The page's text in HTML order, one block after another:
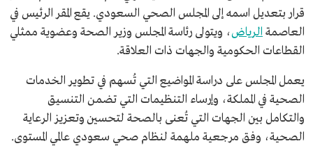
قرار بتعديل اسمه إلى المجلس الصحي السعودي. يقع المقر الرئيس في
العاصمة الرياض، ويتولى رئاسة المجلس وزير الصحة وعضوية ممثلي
القطاعات الحكومية والجهات ذات العلاقة.
يعمل المجلس على دراسة المواضيع التي تُسهم في تطوير الخدمات
الصحية في المملكة، وإرساء التنظيمات التي تضمن التنسيق
والتكامل بين الجهات التي تُعنى بالصحة لتحسين وتعزيز الرعاية
الصحية، وفق مرجعية ملهمة لنظام صحي سعودي عالمي المستوى.